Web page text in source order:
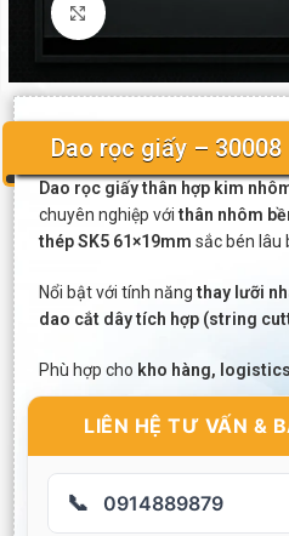
Click to enlarge
Dao rọc giấy – 30008
Dao rọc giấy thân hợp kim
chuyên nghiệp vớithân nhôm
thép SK5 61×19mm sắc bén lâu
Nổi bật với tính năngthay lưỡi
dao cắt dây tích hợp (string
Phù hợp cho kho hàng,
LIÊN HỆ TƯ VẤN &
📞 0914889879